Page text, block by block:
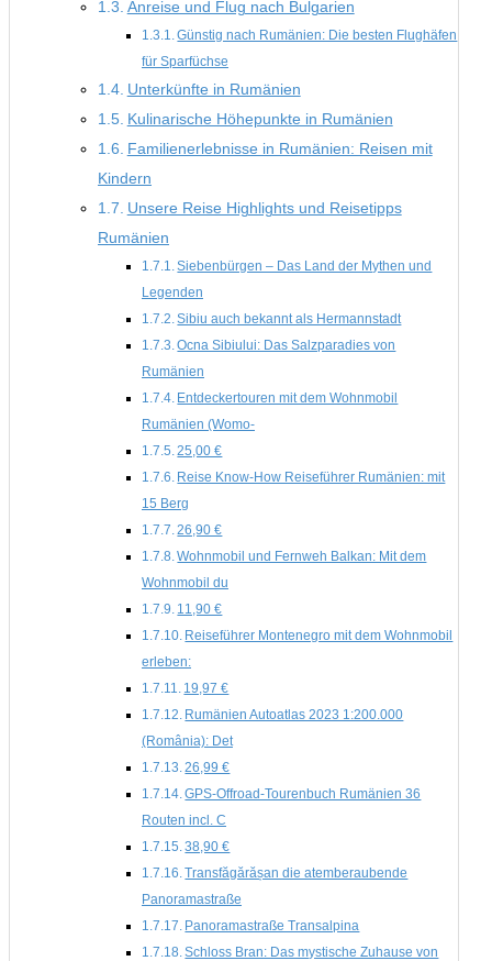
Anreise und Flug nach Bulgarien
Günstig nach Rumänien: Die besten Flughäfen
für Sparfüchse
Unterkünfte in Rumänien
Kulinarische Höhepunkte in Rumänien
Familienerlebnisse in Rumänien: Reisen mit
Kindern
Unsere Reise Highlights und Reisetipps
Rumänien
Siebenbürgen – Das Land der Mythen und
Legenden
Sibiu auch bekannt als Hermannstadt
Ocna Sibiului: Das Salzparadies von
Rumänien
Entdeckertouren mit dem Wohnmobil
Rumänien (Womo-
25,00 €
Reise Know-How Reiseführer Rumänien: mit
15 Berg
26,90 €
Wohnmobil und Fernweh Balkan: Mit dem
Wohnmobil du
11,90 €
Reiseführer Montenegro mit dem Wohnmobil
erleben:
19,97 €
Rumänien Autoatlas 2023 1:200.000
(România): Det
26,99 €
GPS-Offroad-Tourenbuch Rumänien 36
Routen incl. C
38,90 €
Transfăgărășan die atemberaubende
Panoramastraße
Panoramastraße Transalpina
Schloss Bran: Das mystische Zuhause von